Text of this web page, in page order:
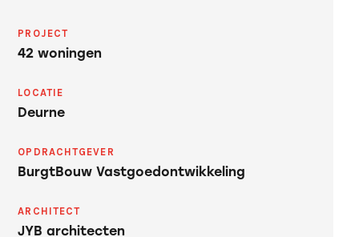
PROJECT
42 woningen
LOCATIE
Deurne
OPDRACHTGEVER
BurgtBouw Vastgoedontwikkeling
ARCHITECT
JYB architecten